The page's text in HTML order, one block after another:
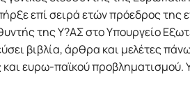
επί σειρά ετών πρόεδρος της
της Υ?ΑΣ στο Υπουργείο
βιβλία, άρθρα και µελέτες
ευρω-παϊκού